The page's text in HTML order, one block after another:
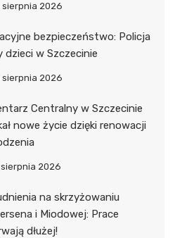
sierpnia 2026
bezpieczeństwo: Policja
dzieci w Szczecinie
sierpnia 2026
Centralny w Szczecinie
nowe życie dzięki renowacji
sierpnia 2026
na skrzyżowaniu
i Miodowej: Prace
dłużej!